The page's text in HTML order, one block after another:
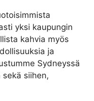
yksi kaupungin
kahvia myös
ja
Sydneyssä
siihen,